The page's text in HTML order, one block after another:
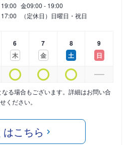
金09:00 - 19:00
（定休日）日曜日・祝日
6
木
7
金
8
土
9
日
る場合もございます。詳細はお問い合
ください。
こちら